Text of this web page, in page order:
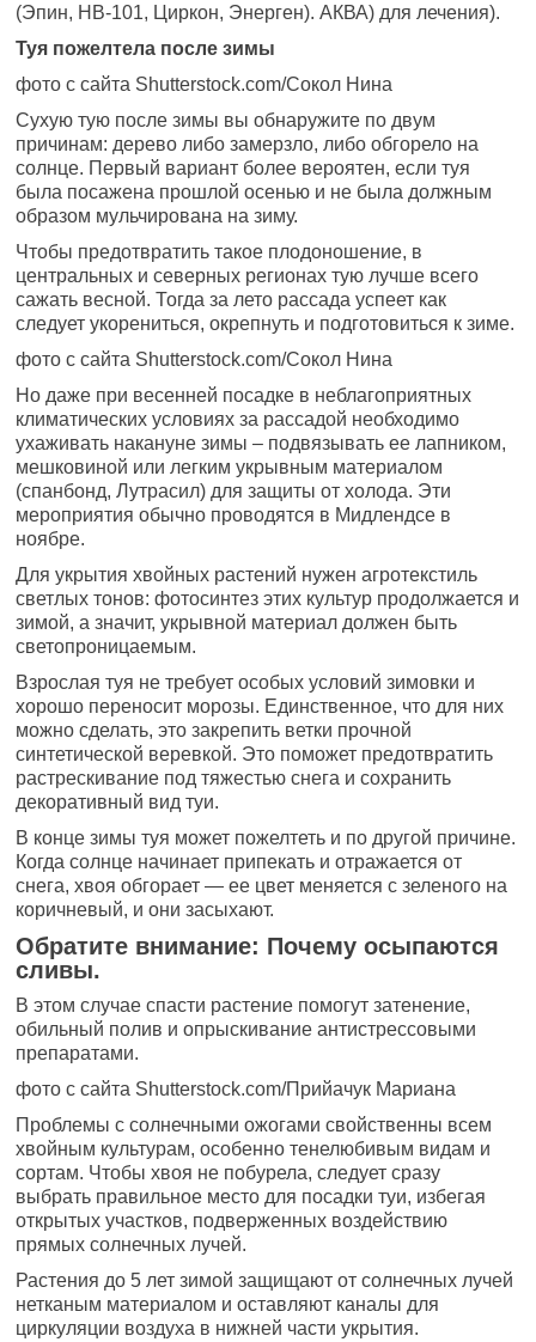
(Эпин, НВ-101, Циркон, Энерген). АКВА) для лечения).
Туя пожелтела после зимы
фото с сайта Shutterstock.com/Сокол Нина
Сухую тую после зимы вы обнаружите по двум
причинам: дерево либо замерзло, либо обгорело на
солнце. Первый вариант более вероятен, если туя
была посажена прошлой осенью и не была должным
образом мульчирована на зиму.
Чтобы предотвратить такое плодоношение, в
центральных и северных регионах тую лучше всего
сажать весной. Тогда за лето рассада успеет как
следует укорениться, окрепнуть и подготовиться к зиме.
фото с сайта Shutterstock.com/Сокол Нина
Но даже при весенней посадке в неблагоприятных
климатических условиях за рассадой необходимо
ухаживать накануне зимы – подвязывать ее лапником,
мешковиной или легким укрывным материалом
(спанбонд, Лутрасил) для защиты от холода. Эти
мероприятия обычно проводятся в Мидлендсе в
ноябре.
Для укрытия хвойных растений нужен агротекстиль
светлых тонов: фотосинтез этих культур продолжается и
зимой, а значит, укрывной материал должен быть
светопроницаемым.
Взрослая туя не требует особых условий зимовки и
хорошо переносит морозы. Единственное, что для них
можно сделать, это закрепить ветки прочной
синтетической веревкой. Это поможет предотвратить
растрескивание под тяжестью снега и сохранить
декоративный вид туи.
В конце зимы туя может пожелтеть и по другой причине.
Когда солнце начинает припекать и отражается от
снега, хвоя обгорает — ее цвет меняется с зеленого на
коричневый, и они засыхают.
Обратите внимание: Почему осыпаются
сливы.
В этом случае спасти растение помогут затенение,
обильный полив и опрыскивание антистрессовыми
препаратами.
фото с сайта Shutterstock.com/Прийачук Мариана
Проблемы с солнечными ожогами свойственны всем
хвойным культурам, особенно тенелюбивым видам и
сортам. Чтобы хвоя не побурела, следует сразу
выбрать правильное место для посадки туи, избегая
открытых участков, подверженных воздействию
прямых солнечных лучей.
Растения до 5 лет зимой защищают от солнечных лучей
нетканым материалом и оставляют каналы для
циркуляции воздуха в нижней части укрытия.